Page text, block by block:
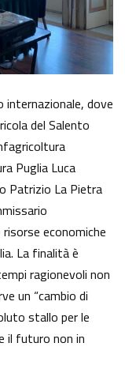
internazionale, dove
del Salento
Puglia Luca
Patrizio La Pietra
economiche
La finalità è
ragionevoli non
un “cambio di
stallo per le
il futuro non in